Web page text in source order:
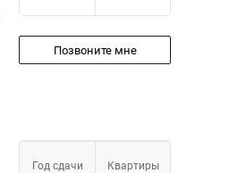
Позвоните мне
Год сдачи Квартиры